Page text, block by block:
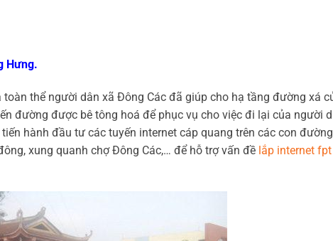
Hưng.
thể người dân xã Đông Các đã giúp cho hạ tầng đường xá
đường được bê tông hoá để phục vụ cho việc đi lại của người
hành đầu tư các tuyến internet cáp quang trên các con đường
xung quanh chợ Đông Các,… để hỗ trợ vấn đề lắp internet